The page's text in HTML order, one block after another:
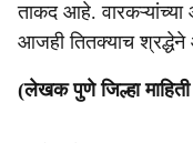
ताकद आहे. वारकऱ्यांच्या
आजही तितक्याच
(लेखक पुणे जिल्हा